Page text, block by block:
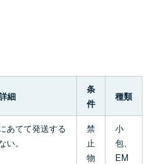
細
条
件
種類
あてて発送する
。
禁
止
物
小
包、
EM